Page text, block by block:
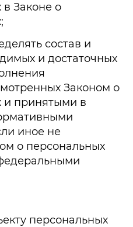
в Законе о
состав и
и достаточных
Законом о
и принятыми в
иное не
о персональных
персональных